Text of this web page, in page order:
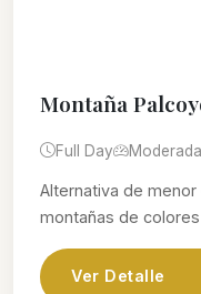
Montaña
Full Day Moderada
Alternativa de
montañas de
Ver Detalle